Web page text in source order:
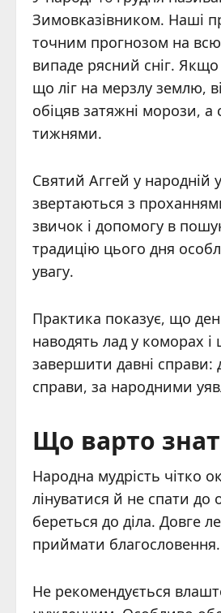
Зимовказівником. Наші
точним прогнозом на
випаде рясний сніг.
що ліг на мерзлу землю,
обіцяв затяжні морози,
тижнями.
Святий Аггей у народній
звертаються з
звичок і допомогу в
традицію цього дня
увагу.
Практика показує, що
наводять лад у коморах
завершити давні справи:
справи, за народними
Що варто
Народна мудрість чітко
лінуватися й не спати
береться до діла. Довге
приймати благословення.
Не рекомендується